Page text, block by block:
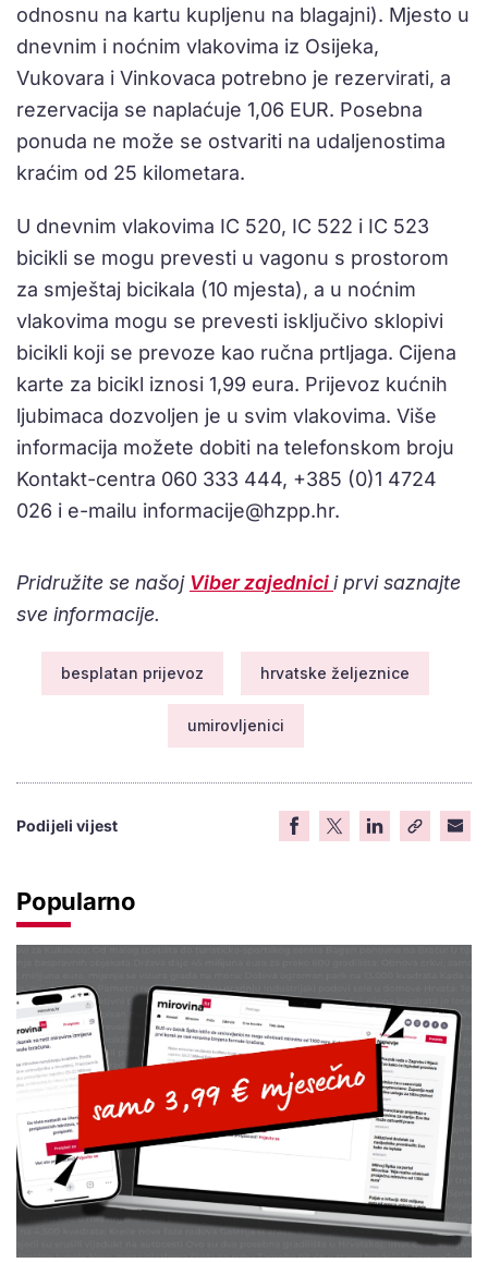
odnosnu na kartu kupljenu na blagajni). Mjesto u
dnevnim i noćnim vlakovima iz Osijeka,
Vukovara i Vinkovaca potrebno je rezervirati, a
rezervacija se naplaćuje 1,06 EUR. Posebna
ponuda ne može se ostvariti na udaljenostima
kraćim od 25 kilometara.
U dnevnim vlakovima IC 520, IC 522 i IC 523
bicikli se mogu prevesti u vagonu s prostorom
za smještaj bicikala (10 mjesta), a u noćnim
vlakovima mogu se prevesti isključivo sklopivi
bicikli koji se prevoze kao ručna prtljaga. Cijena
karte za bicikl iznosi 1,99 eura. Prijevoz kućnih
ljubimaca dozvoljen je u svim vlakovima. Više
informacija možete dobiti na telefonskom broju
Kontakt-centra 060 333 444, +385 (0)1 4724
026 i e-mailu informacije@hzpp.hr.
Pridružite se našoj Viber zajednicii prvi saznajte
sve informacije.
besplatan prijevoz hrvatske željeznice
umirovljenici
Podijeli vijest
Popularno